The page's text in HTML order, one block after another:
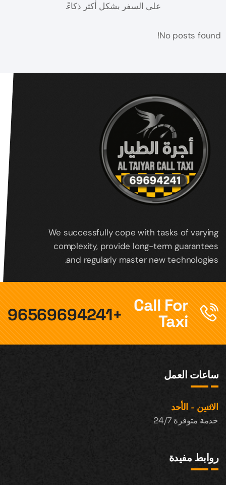
على السفر بشكل أكثر ذكاءً.
No posts found!
We successfully cope with tasks of varying
complexity, provide long-term guarantees
and regularly master new technologies.
Call For
Taxi
+96569694241
ساعات العمل
الاثنين - الأحد
خدمة متوفرة 24/7
روابط مفيدة